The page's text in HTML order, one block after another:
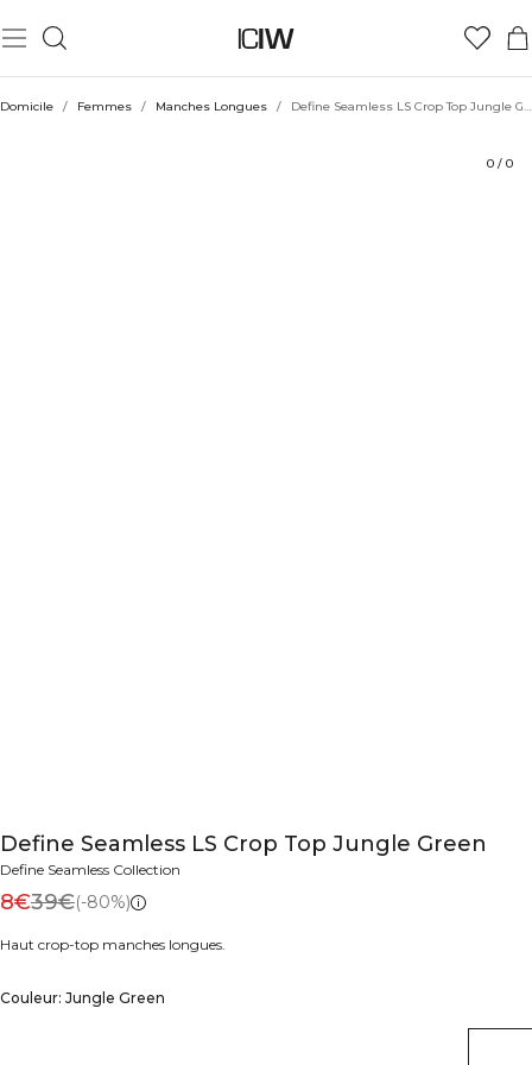
Domicile / Femmes / Manches Longues / Define Seamless LS Crop Top Jungle Green
0 / 0
Define Seamless LS Crop Top Jungle Green
Define Seamless Collection
8€39€(-80%)
Haut crop-top manches longues.
Couleur: Jungle Green